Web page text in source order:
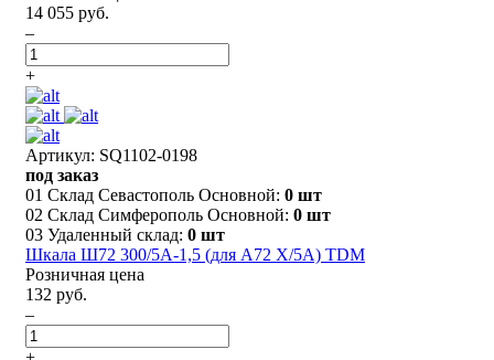
14 055 руб.
–
+
Артикул: SQ1102-0198
под заказ
01 Склад Севастополь Основной: 0 шт
02 Склад Симферополь Основной: 0 шт
03 Удаленный склад: 0 шт
Шкала Ш72 300/5А-1,5 (для А72 Х/5А) TDM
Розничная цена
132 руб.
–